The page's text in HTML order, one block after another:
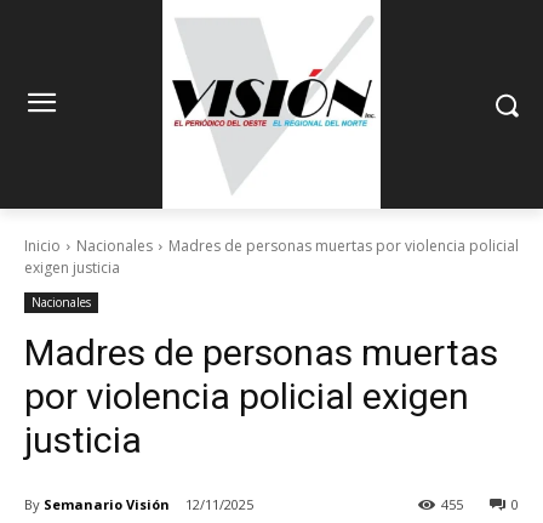
Inicio Nacionales
Madres de personas muertas por violencia policial
exigen justicia
Nacionales
Madres de personas muertas
por violencia policial exigen
justicia
By Semanario Visión 12/11/2025 0
455